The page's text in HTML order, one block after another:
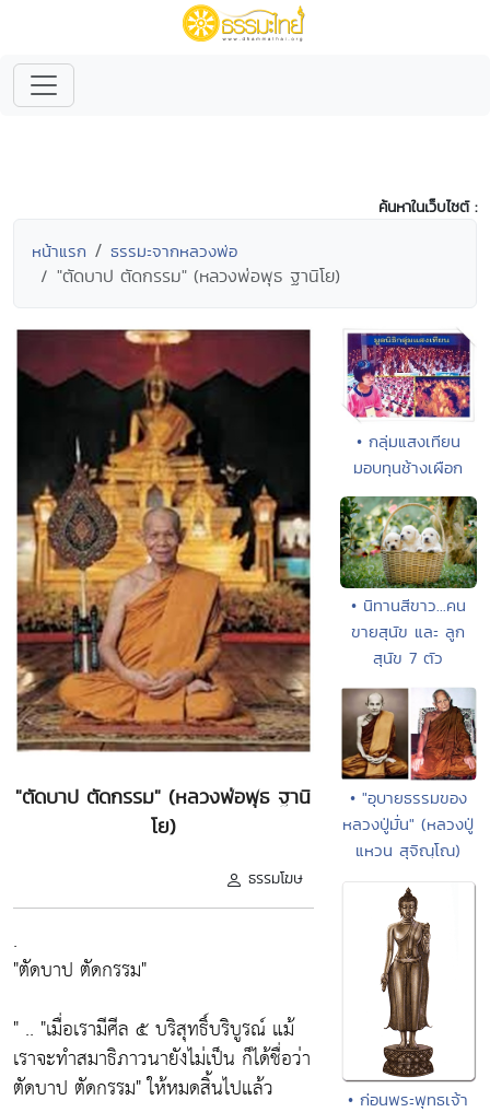
ค้นหาในเว็บไซต์ :
หน้าแรก ธรรมะจากหลวงพ่อ
"ตัดบาป ตัดกรรม" (หลวงพ่อพุธ ฐานิโย)
"ตัดบาป ตัดกรรม" (หลวงพ่อพุธ ฐานิ
โย)
ธรรมโฆษ
.
"ตัดบาป ตัดกรรม"
" .. "เมื่อเรามีศีล ๕ บริสุทธิ์บริบูรณ์ แม้
เราจะทำสมาธิภาวนายังไม่เป็น ก็ได้ชื่อว่า
ตัดบาป ตัดกรรม" ให้หมดสิ้นไปแล้ว
• กลุ่มแสงเทียน
มอบทุนช้างเผือก
• นิทานสีขาว...คน
ขายสุนัข และ ลูก
สุนัข 7 ตัว
• "อุบายธรรมของ
หลวงปู่มั่น" (หลวงปู่
แหวน สุจิณฺโณ)
• ก่อนพระพุทธเจ้า